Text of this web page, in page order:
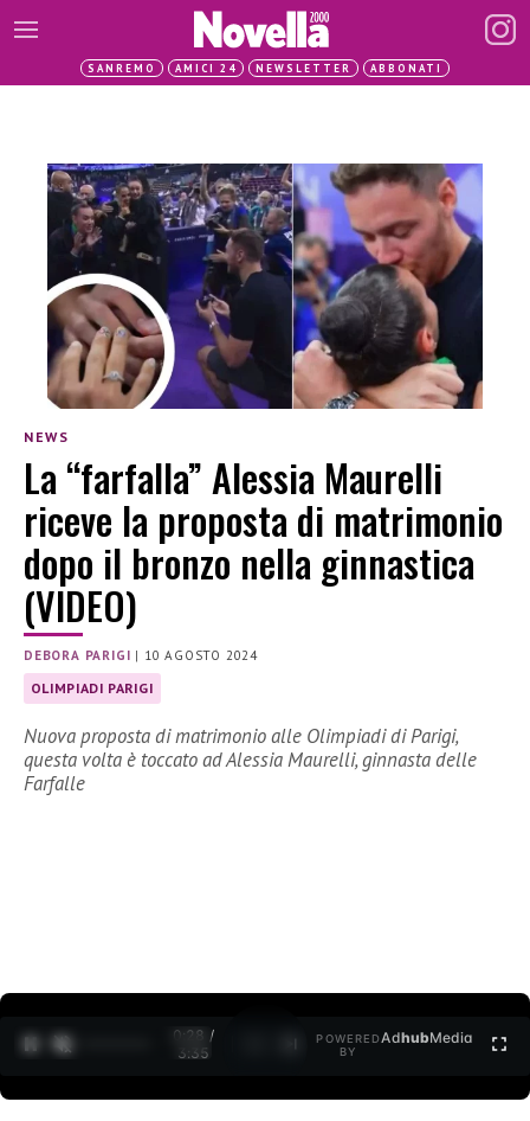
SANREMO AMICI 24 NEWSLETTER ABBONATI
NEWS
La “farfalla” Alessia Maurelli
riceve la proposta di matrimonio
dopo il bronzo nella ginnastica
(VIDEO)
DEBORA PARIGI | 10 AGOSTO 2024
OLIMPIADI PARIGI
Nuova proposta di matrimonio alle Olimpiadi di Parigi,
questa volta è toccato ad Alessia Maurelli, ginnasta delle
Farfalle
0:30 /
3:35
POWERED
BY
AdhubMedia